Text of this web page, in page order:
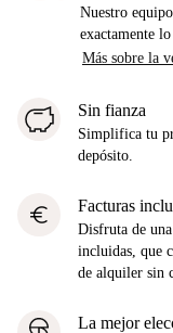
Nuestro
exactamente
Más sobre la
Sin fianza
Simplifica tu
depósito.
euro Facturas
Disfruta de
incluidas, que
de alquiler sin
La mejor